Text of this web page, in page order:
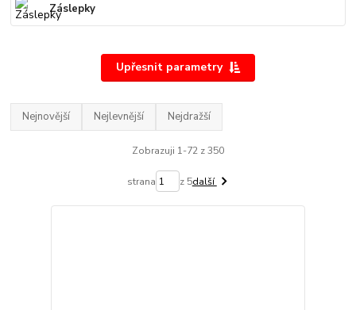
Záslepky
Upřesnit parametry
Nejnovější Nejlevnější Nejdražší
Zobrazuji 1-72 z 350
strana z 5další